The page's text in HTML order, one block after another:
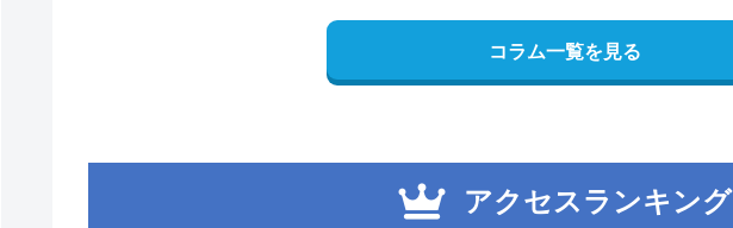
コラム一覧を見る
アクセスランキング